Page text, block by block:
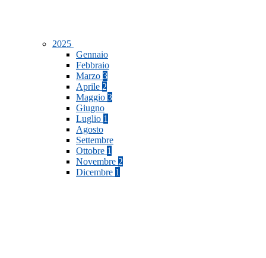
2025
Gennaio
Febbraio
Marzo 3
Aprile 2
Maggio 3
Giugno
Luglio 1
Agosto
Settembre
Ottobre 1
Novembre 2
Dicembre 1